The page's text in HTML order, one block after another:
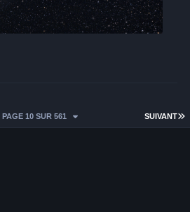
SUIVANT
PAGE 10 SUR 561